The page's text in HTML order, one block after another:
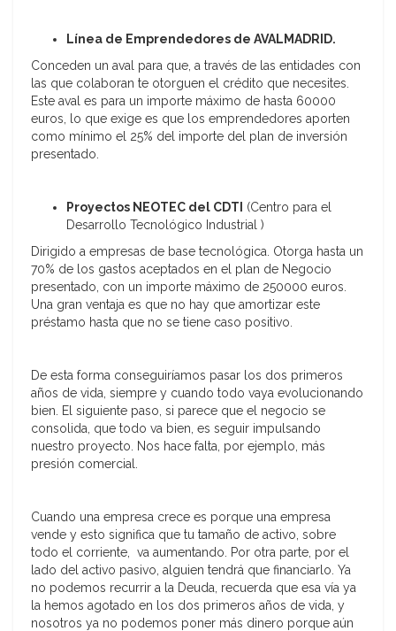
Línea de Emprendedores de AVALMADRID.
Conceden un aval para que, a través de las entidades con
las que colaboran te otorguen el crédito que necesites.
Este aval es para un importe máximo de hasta 60000
euros, lo que exige es que los emprendedores aporten
como mínimo el 25% del importe del plan de inversión
presentado.
Proyectos NEOTEC del CDTI
(Centro para el
Desarrollo Tecnológico Industrial )
Dirigido a empresas de base tecnológica. Otorga hasta un
70% de los gastos aceptados en el plan de Negocio
presentado, con un importe máximo de 250000 euros.
Una gran ventaja es que no hay que amortizar este
préstamo hasta que no se tiene caso positivo.
De esta forma conseguiríamos pasar los dos primeros
años de vida, siempre y cuando todo vaya evolucionando
bien. El siguiente paso, si parece que el negocio se
consolida, que todo va bien, es seguir impulsando
nuestro proyecto. Nos hace falta, por ejemplo, más
presión comercial.
Cuando una empresa crece es porque una empresa
vende y esto significa que tu tamaño de activo, sobre
todo el corriente, va aumentando. Por otra parte, por el
lado del activo pasivo, alguien tendrá que financiarlo. Ya
no podemos recurrir a la Deuda, recuerda que esa vía ya
la hemos agotado en los dos primeros años de vida, y
nosotros ya no podemos poner más dinero porque aún